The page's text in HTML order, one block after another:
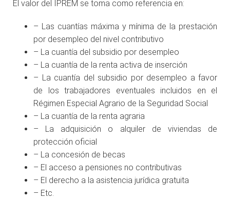
El valor del IPREM se toma como referencia en:
– Las cuantías máxima y mínima de la prestación
por desempleo del nivel contributivo
– La cuantía del subsidio por desempleo
– La cuantía de la renta activa de inserción
– La cuantía del subsidio por desempleo a favor
de los trabajadores eventuales incluidos en el
Régimen Especial Agrario de la Seguridad Social
– La cuantía de la renta agraria
– La adquisición o alquiler de viviendas de
protección oficial
– La concesión de becas
– El acceso a pensiones no contributivas
– El derecho a la asistencia jurídica gratuita
– Etc.